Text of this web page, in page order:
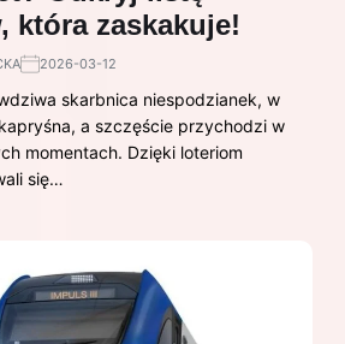
która zaskakuje!
2026-03-12
skarbnica niespodzianek, w
a szczęście przychodzi w
momentach. Dzięki loteriom
się…